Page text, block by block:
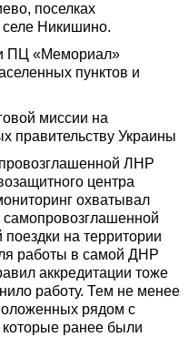
поселках
Никишино.
ПЦ «Мемориал»
пунктов и
миссии на
правительству Украины
ЛНР
центра
охватывал
на территории
работы в самой ДНР
аккредитации тоже
работу. Тем не менее
рядом с
которые ранее были